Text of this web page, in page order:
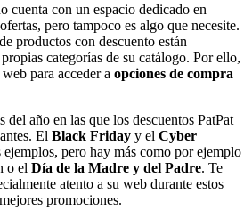
cuenta con un espacio dedicado en
pero tampoco es algo que necesite.
productos con descuento están
categorías de su catálogo. Por ello,
para acceder a opciones de compra
del año en las que los descuentos PatPat
El Black Friday y el Cyber
ejemplos, pero hay más como por ejemplo
o el Día de la Madre y del Padre. Te
atento a su web durante estos
promociones.